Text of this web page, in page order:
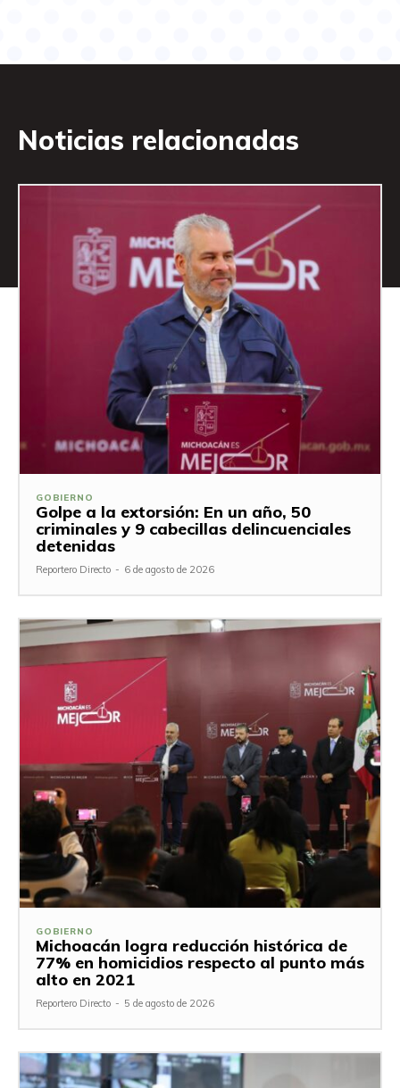
Noticias relacionadas
GOBIERNO
Golpe a la extorsión: En un año, 50
criminales y 9 cabecillas delincuenciales
detenidas
Reportero Directo - 6 de agosto de 2026
GOBIERNO
Michoacán logra reducción histórica de
77% en homicidios respecto al punto más
alto en 2021
Reportero Directo - 5 de agosto de 2026